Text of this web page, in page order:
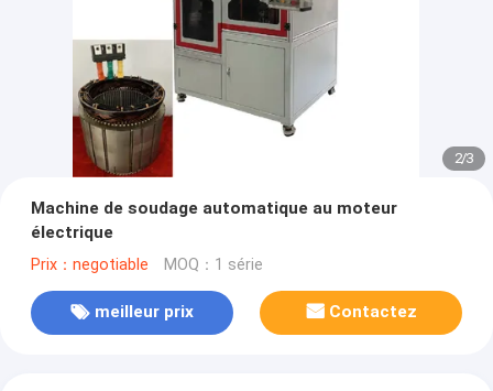
2/3
Machine de soudage automatique au moteur
électrique
Prix：negotiable MOQ：1 série
meilleur prix Contactez